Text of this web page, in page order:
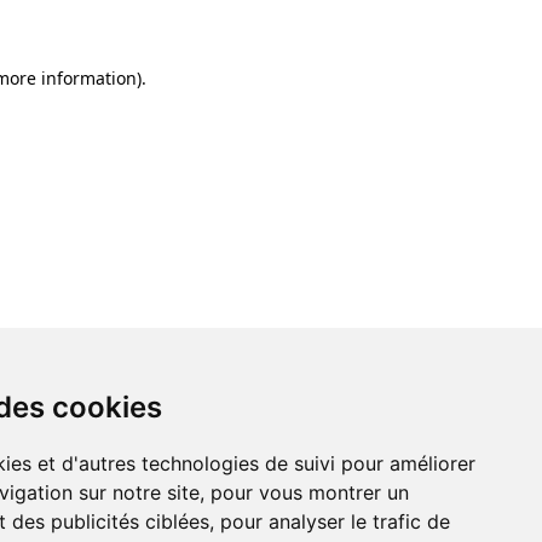
cookies
et d'autres technologies de suivi pour améliorer
sur notre site, pour vous montrer un
des publicités ciblées, pour analyser le trafic de
information).